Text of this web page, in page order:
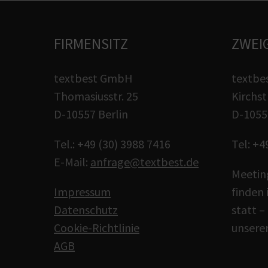
FIRMENSITZ
textbest GmbH
Thomasiusstr. 25
D-10557 Berlin
Tel.: +49 (30) 3988 7416
E-Mail: anfrage@textbest.de
Impressum
Datenschutz
Cookie-Richtlinie
AGB
D-
Tel:
finden
statt –